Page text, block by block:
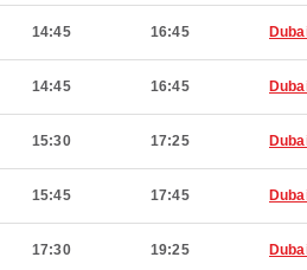
14:45 16:45
14:45 16:45
15:30 17:25
15:45 17:45
17:30 19:25